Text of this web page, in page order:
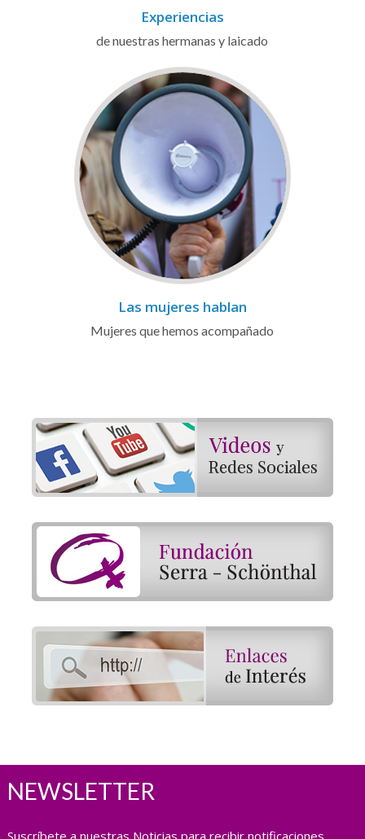
Experiencias
de nuestras hermanas y laicado
Las mujeres hablan
Mujeres que hemos acompañado
NEWSLETTER